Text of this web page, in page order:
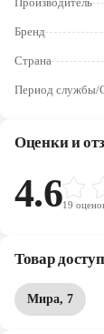
Бренд
Страна
Период службы/
Оценки и
4.619
Товар
Мира, 7